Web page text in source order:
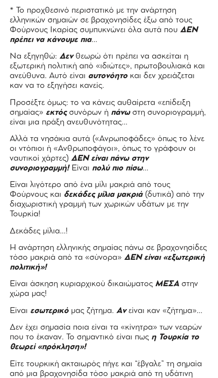
* Το προχθεσινό περιστατικό με την ανάρτηση
ελληνικών σημαιών σε βραχονησίδες έξω από τους
Φούρνους Ικαρίας συμπυκνώνει όλα αυτά που ΔΕΝ
πρέπει να κάνουμε πια…
Να εξηγηθώ: Δεν θεωρώ ότι πρέπει να ασκείται η
εξωτερική πολιτική από «ιδιώτες», πρωτοβουλιακά και
ανεύθυνα. Αυτό είναι αυτονόητο και δεν χρειάζεται
καν να το εξηγήσει κανείς.
Προσέξτε όμως: το να κάνεις αυθαίρετα «επίδειξη
σημαίας» εκτόςσυνόρων ή πάνωστη συνοριογραμμή,
είναι μια πράξη ανευθυνότητας…
Αλλά τα νησάκια αυτά («Ανρωποφάδες» όπως το λένε
οι ντόπιοι ή «Ανθρωποφάγοι», όπως το γράφουν οι
ναυτικοί χάρτες) ΔΕΝ είναι πάνω στην
συνοριογραμμή!Είναι πολύ πιο πίσω…
Είναι λιγότερο από ένα μίλι μακριά από τους
Φούρνους και δεκάδες μίλια μακριά(δυτικά) από την
διαχωριστική γραμμή των χωρικών υδάτων με την
Τουρκία!
Δεκάδες μίλια…!
Η ανάρτηση ελληνικής σημαίας πάνω σε βραχονησίδες
τόσο μακριά από τα «σύνορα» ΔΕΝ είναι «εξωτερική
πολιτική»!
Είναι άσκηση κυριαρχικού δικαιώματος ΜΕΣΑ στην
χώρα μας!
Είναι εσωτερικό μας ζήτημα. Αν είναι καν «ζήτημα»…
Δεν έχει σημασία ποια είναι τα «κίνητρα» των νεαρών
που το έκαναν. Το σημαντικό είναι πως η Τουρκία το
θεωρεί «πρόκληση»!
Είτε τουρκική ακταιωρός πήγε και “έβγαλε” τη σημαία
από μια βραχονησίδα τόσο μακριά από τη υδάτινη